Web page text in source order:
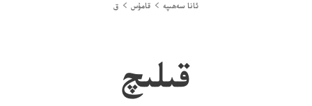
ئانا سەھىپە قامۇس ق
قىلىچ